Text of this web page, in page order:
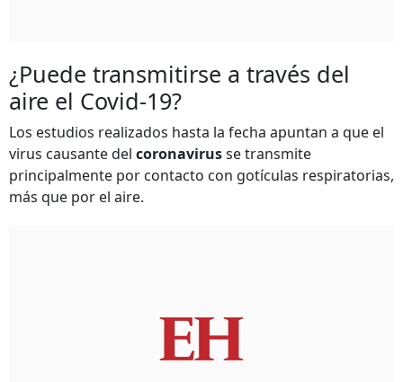
¿Puede transmitirse a través del
aire el Covid-19?
Los estudios realizados hasta la fecha apuntan a que el
virus causante del coronavirusse transmite
principalmente por contacto con gotículas respiratorias,
más que por el aire.